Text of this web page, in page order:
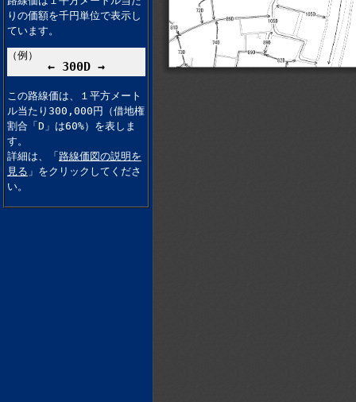
りの価額を千円単位で表示し
ています。
（例）
← 300D →
この路線価は、１平方メート
ル当たり300,000円（借地権
割合「D」は60%）を表しま
す。
詳細は、「 路線価図の説明を
見る 」をクリックしてくださ
い。